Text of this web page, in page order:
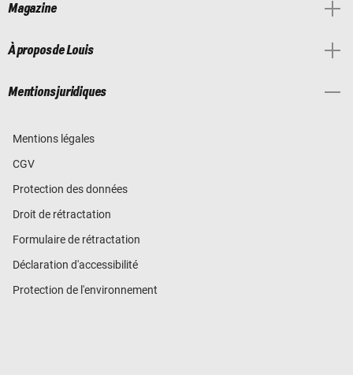
Magazine
À propos de Louis
Mentions juridiques
Mentions légales
CGV
Protection des données
Droit de rétractation
Formulaire de rétractation
Déclaration d'accessibilité
Protection de l'environnement